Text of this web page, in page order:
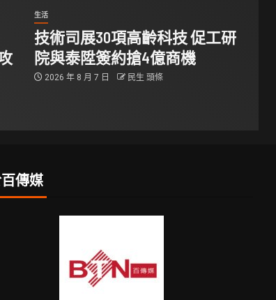
生活
技術司展30項高齡科技 促工研
院與泰陞簽約搶4億商機
2026 年 8 月 7 日 民生 頭條
傳媒